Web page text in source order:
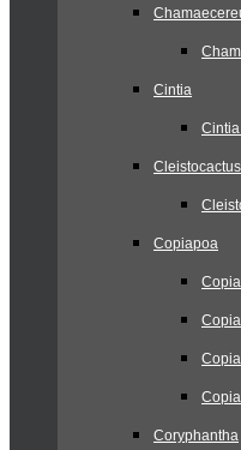
Cintia
Cleistocactus
Copiapoa
Coryphantha